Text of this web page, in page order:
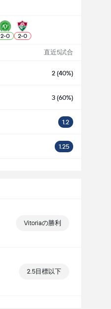
2-0 2-0
直近5試合
2 (40%)
3 (60%)
1.2
1.25
Vitoriaの勝利
2.5目標以下